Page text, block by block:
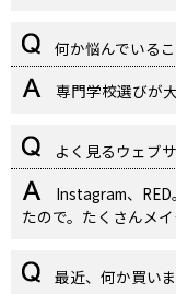
何か悩んでいる
専門学校選びが大
よく見るウェブ
Instagram、
たので。たくさんメ
最近、何か買い